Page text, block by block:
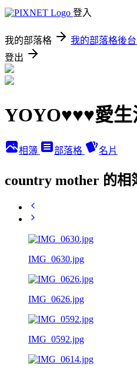
登入
我的部落格 我的部落格後台
登出
YOYO♥♥♥愛生
相簿 部落格 名片
country mother 的相
IMG_0630.jpg
IMG_0626.jpg
IMG_0592.jpg